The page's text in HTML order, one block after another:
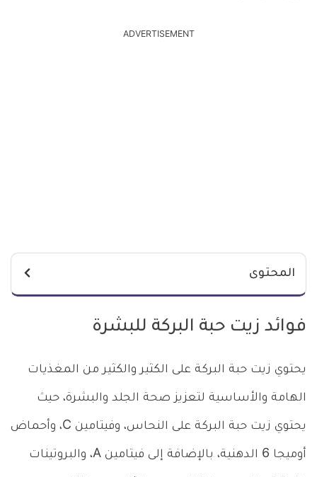
ADVERTISEMENT
المحتوى
فوائد زيت حبة البركة للبشرة
يحتوي زيت حبة البركة على الكثير والكثير من المغذيات
الهامة والأساسية لتعزيز صحة الجلد والبشرة، حيث
يحتوي زيت حبة البركة على النحاس، وفيتامين C، وأحماض
أوميجا 6 الدهنية، بالإضافة إلى فيتامين A، والبروتينات